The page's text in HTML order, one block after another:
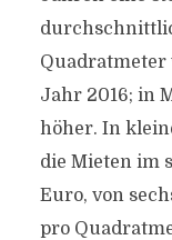
Jahr 2016; in
höher. In
die Mieten im
Euro, von
pro